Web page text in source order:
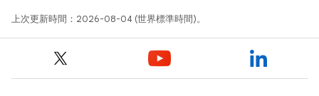
上次更新時間：2026-08-04 (世界標準時間)。